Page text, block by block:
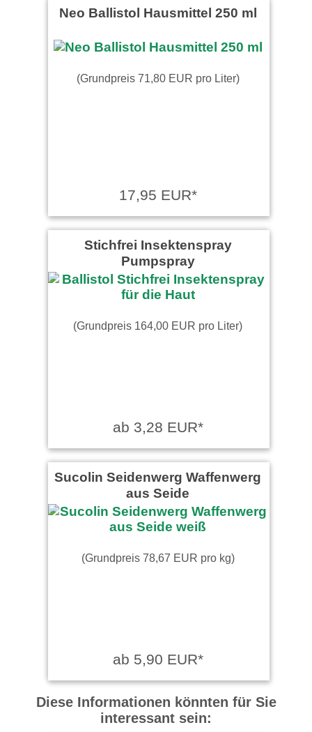
Neo Ballistol Hausmittel 250 ml
(Grundpreis 71,80 EUR pro Liter)
17,95 EUR*
Stichfrei Insektenspray
Pumpspray
(Grundpreis 164,00 EUR pro Liter)
ab 3,28 EUR*
Sucolin Seidenwerg Waffenwerg
aus Seide
(Grundpreis 78,67 EUR pro kg)
ab 5,90 EUR*
Diese Informationen könnten für Sie
interessant sein: